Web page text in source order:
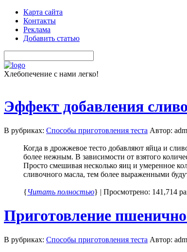
Карта сайта
Контакты
Реклама
Добавить статью
Хлебопечение с нами легко!
Эффект добавления
В рубриках: Способы приготовления теста Автор:
Когда в дрожжевое тесто добавляют яйца и
более нежным. В зависимости от взятого
Просто смешивая несколько яиц и умеренное
сливочного масла, тем более выраженными
{Читать полностью} | Просмотрено: 141,714
Приготовление
В рубриках: Способы приготовления теста Автор: